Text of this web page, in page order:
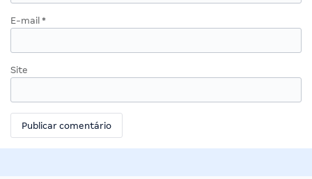
E-mail *
Site